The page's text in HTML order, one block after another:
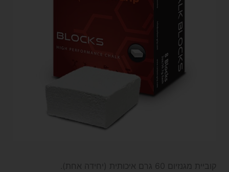
קוביית מגנזיום 60 גרם איכותית (יחידה אחת).